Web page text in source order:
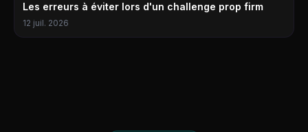
Les erreurs à éviter lors d'un challenge prop firm
12 juil. 2026